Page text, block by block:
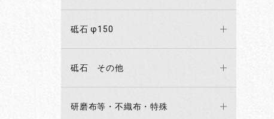
砥石 φ150
砥石 その他
研磨布等・不織布・特殊